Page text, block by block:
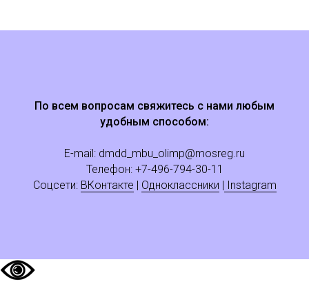
По всем вопросам свяжитесь с нами любым
удобным способом:
E-mail: dmdd_mbu_olimp@mosreg.ru
Телефон: +7-496-794-30-11
Соцсети: ВКонтакте | Одноклассники | Instagram